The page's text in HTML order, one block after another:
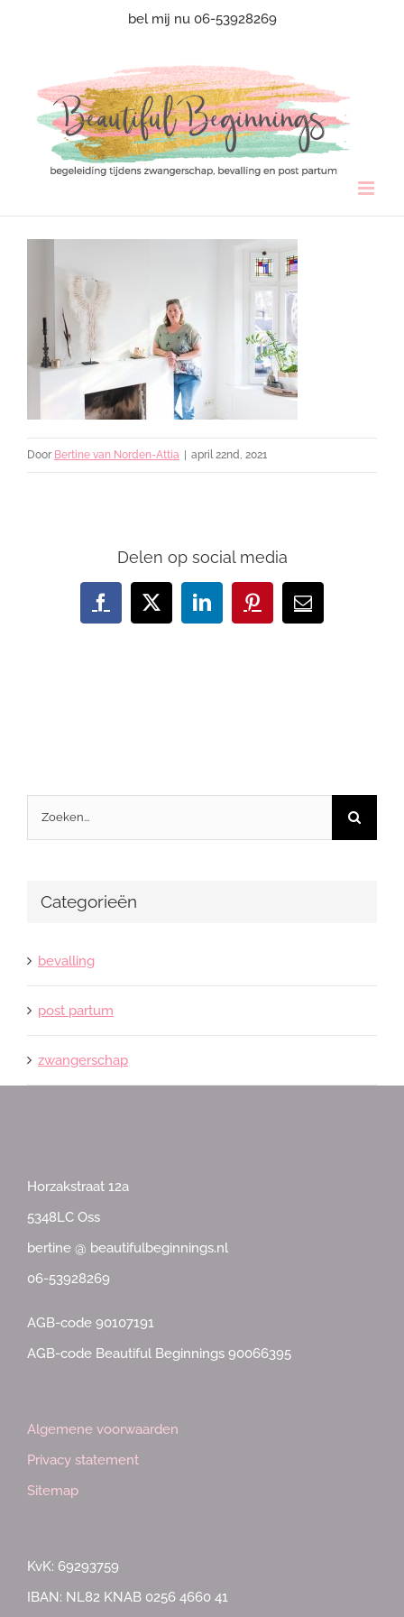
bel mij nu 06-53928269
Door Bertine van Norden-Attia | april 22nd, 2021
Delen op social media
Facebook
X LinkedInPinterest
E-
mail
Zoeken
naar:
Categorieën
bevalling
post partum
zwangerschap
Horzakstraat 12a
5348LC Oss
bertine @ beautifulbeginnings.nl
06-53928269
AGB-code 90107191
AGB-code Beautiful Beginnings 90066395
Algemene voorwaarden
Privacy statement
Sitemap
KvK: 69293759
IBAN: NL82 KNAB 0256 4660 41